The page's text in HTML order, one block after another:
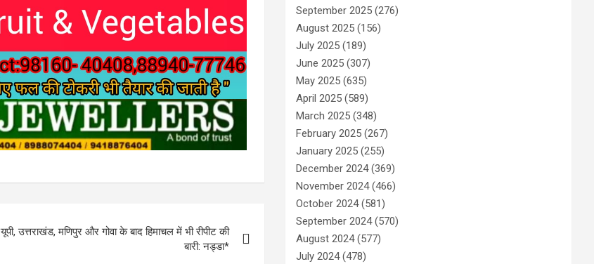
यूपी, उत्तराखंड, मणिपुर और गोवा के बाद हिमाचल में भी रीपीट की
बारी: नड्डा*
September 2025 (276)
August 2025 (156)
July 2025 (189)
June 2025 (307)
May 2025 (635)
April 2025 (589)
March 2025 (348)
February 2025 (267)
January 2025 (255)
December 2024(369)
November 2024(466)
October 2024(581)
September 2024(570)
August 2024(577)
July 2024(478)